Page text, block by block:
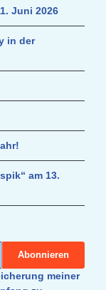
Juni 2026
in der
am 13.
meiner